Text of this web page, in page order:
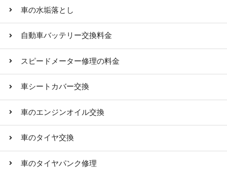
車の水垢落とし
自動車バッテリー交換料金
スピードメーター修理の料金
車シートカバー交換
車のエンジンオイル交換
車のタイヤ交換
車のタイヤパンク修理